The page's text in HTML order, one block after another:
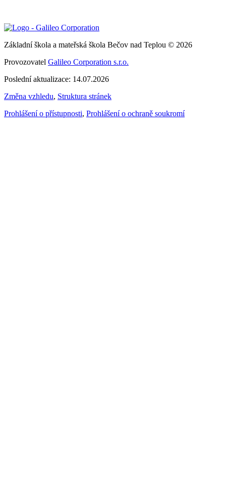
Základní škola a mateřská škola Bečov nad Teplou © 2026
Provozovatel Galileo Corporation s.r.o.
Poslední aktualizace: 14.07.2026
Změna vzhledu, Struktura stránek
Prohlášení o přístupnosti, Prohlášení o ochraně soukromí